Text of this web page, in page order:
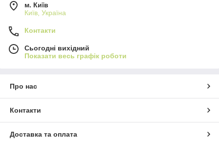
м. Київ
Київ, Україна
Контакти
Сьогодні вихідний
Показати весь графік роботи
Про нас
Контакти
Доставка та оплата